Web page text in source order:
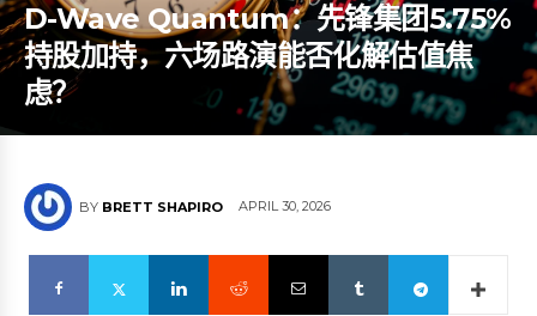
D-Wave Quantum：先锋集团5.75%
持股加持，六场路演能否化解估值焦
虑？
BY BRETT SHAPIRO APRIL 30, 2026